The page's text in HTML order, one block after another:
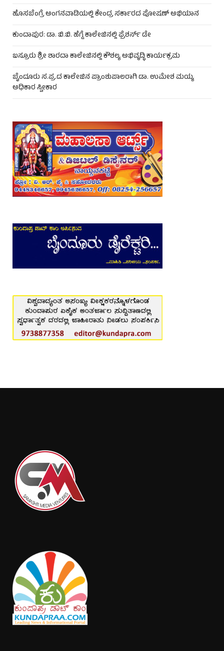
ಹೊಸಬೆಂಗ್ರೆ ಅಂಗನವಾಡಿಯಲ್ಲಿ ಕೇಂದ್ರ ಸರ್ಕಾರದ ಪೋಷಣ್ ಅಭಿಯಾನ
ಕುಂದಾಪುರ: ಡಾ. ಬಿ.ಬಿ. ಹೆಗ್ಡೆ ಕಾಲೇಜಿನಲ್ಲಿ ಫ್ರೆಶರ್ಸ್ ಡೇ
ಬಸ್ರೂರು ಶ್ರೀ ಶಾರದಾ ಕಾಲೇಜಿನಲ್ಲಿ ಕೌಶಲ್ಯ ಅಭಿವೃದ್ಧಿ ಕಾರ್ಯಕ್ರಮ
ಬೈಂದೂರು ಸ.ಪ್ರ.ದ ಕಾಲೇಜಿನ ಪ್ರಾಂಶುಪಾಲರಾಗಿ ಡಾ. ಉಮೇಶ ಮಯ್ಯ
ಅಧಿಕಾರ ಸ್ವೀಕಾರ